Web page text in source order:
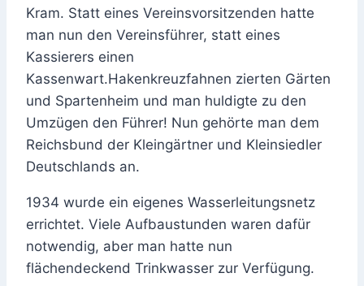
Kram. Statt eines Vereinsvorsitzenden hatte
man nun den Vereinsführer, statt eines
Kassierers einen
Kassenwart.Hakenkreuzfahnen zierten Gärten
und Spartenheim und man huldigte zu den
Umzügen den Führer! Nun gehörte man dem
Reichsbund der Kleingärtner und Kleinsiedler
Deutschlands an.
1934 wurde ein eigenes Wasserleitungsnetz
errichtet. Viele Aufbaustunden waren dafür
notwendig, aber man hatte nun
flächendeckend Trinkwasser zur Verfügung.